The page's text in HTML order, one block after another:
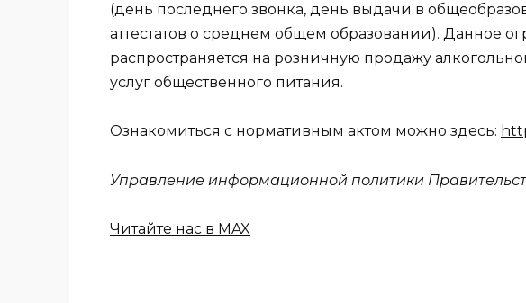
(день последнего звонка, день выдачи в
аттестатов о среднем общем образовании). Данное
распространяется на розничную продажу
услуг общественного питания.
Ознакомиться с нормативным актом можно здесь:
Управление информационной политики
Читайте нас в MAX